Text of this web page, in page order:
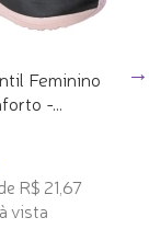
Feminino
-...
R$ 21,67
vista